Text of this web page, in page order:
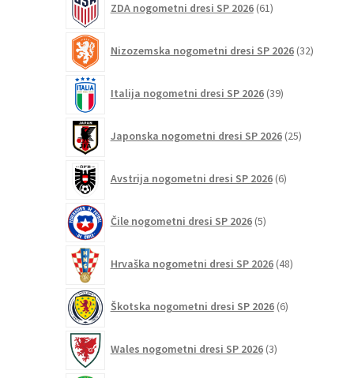
ZDA nogometni dresi SP 2026 61izdelkov
Nizozemska nogometni dresi SP 2026 32izdelkov
Italija nogometni dresi SP 2026 39izdelkov
Japonska nogometni dresi SP 2026 25izdelkov
Avstrija nogometni dresi SP 2026 6izdelkov
Čile nogometni dresi SP 2026 5izdelkov
Hrvaška nogometni dresi SP 2026 48izdelkov
Škotska nogometni dresi SP 2026 6izdelkov
Wales nogometni dresi SP 2026 3izdelki